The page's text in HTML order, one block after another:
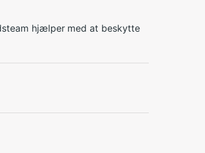
hjælper med at beskytte